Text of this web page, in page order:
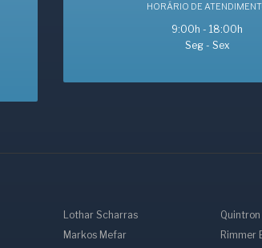
HORÁRIO DE
9:00h - 18:00h
Seg - Sex
Lothar Scharras
Markos Mefar
Quintron
Rimmer